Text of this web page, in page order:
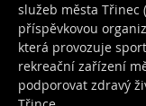
služeb města Třinec
příspěvkovou
která provozuje
rekreační zařízení
podporovat zdravý